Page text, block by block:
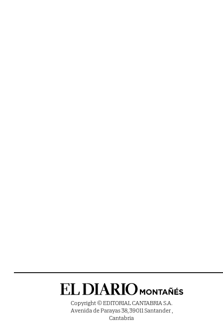
Copyright © EDITORIAL CANTABRIA S.A.
Avenida de Parayas 38, 39011 Santander ,
Cantabria